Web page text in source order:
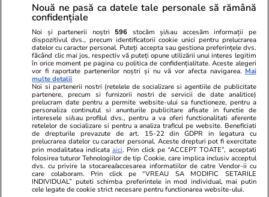
Viva.ro
"Nici acum nu îi știu bine. Nu îi știu familia".
A tăcut luni întregi, dar acum Gina Matache a
spus adevărul despre relația cu ginerele ei,
Radu Siffr...
Unica.ro
Nu și ei! S-au
căsnicie! Cei doi
secret. Nimeni
motiv al
Nouă ne pasă ca datele tale personale să rămână
confidențiale
Noi și partenerii noștri 596 stocăm și/sau accesăm informații pe
dispozitivul dvs., precum identificatorii cookie unici pentru prelucrarea
datelor cu caracter personal. Puteți accepta sau gestiona preferințele dvs.
făcând clic mai jos, respectiv vă puteți opune utilizării unui interes legitim
în orice moment pe pagina cu politica de confidențialitate. Aceste alegeri
vor fi raportate partenerilor noștri și nu vă vor afecta navigarea. Mai
multe detalii
Noi si partenerii nostri (retelele de socializare si agentiile de publicitate
partenere, precum si furnizorii nostri de servicii de date analitice)
prelucram date pentru a permite website-ului sa functioneze, pentru a
personaliza continutul si anunturile publicitare afisate in functie de
interesele si/sau profilul dvs., pentru a va oferi functionalitati aferente
retelelor de socializare si pentru a analiza traficul pe website. Beneficiati
de drepturile prevazute de art. 15-22 din GDPR in legatura cu
prelucrarea datelor cu caracter personal. Aceste drepturi pot fi exercitate
prin modalitatea indicataaici. Prin click pe “ACCEPT TOATE”, acceptati
folosirea tuturor Tehnologiilor de tip Cookie, care implica inclusiv acceptul
dvs. cu privire la stocarea/accesarea informatiilor de catre Vendor-ii cu
care colaboram. Prin click pe “VREAU SA MODIFIC SETARILE
INDIVIDUAL” puteti schimba preferintele in mod individual, mai putin
cele legate de cookie strict necesare pentru functionarea website-ului.